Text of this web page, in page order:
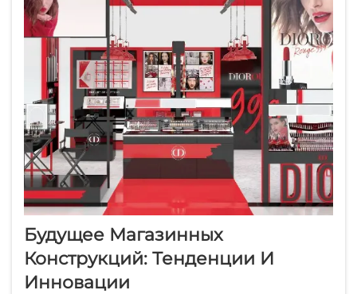
Будущее Магазинных
Конструкций: Тенденции И
Инновации